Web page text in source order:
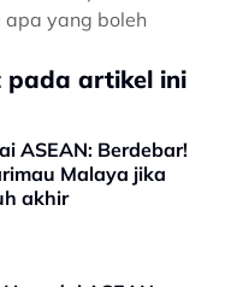
yang boleh
pada artikel ini
ASEAN: Berdebar!
Malaya jika
akhir